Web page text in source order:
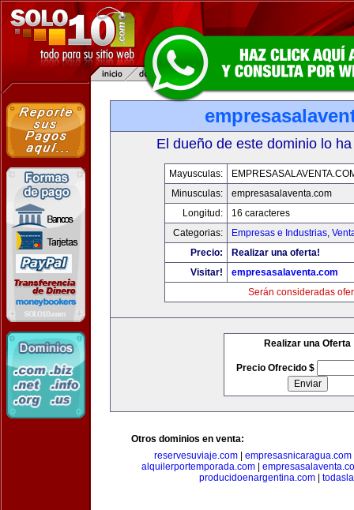
El dueño de este dominio lo
Mayusculas:
Minusculas:
empresasalaventa.com
Longitud:
16 caracteres
Categorias:
Empresas e Industrias,
Precio:
Realizar una oferta!
Visitar!
empresasalaventa.com
Serán consideradas
Realizar una Oferta
Precio Ofrecido $
Otros dominios en venta:
reservesuviaje.com| empresasnicaragua.com
alquilerportemporada.com
producidoenargentina.com